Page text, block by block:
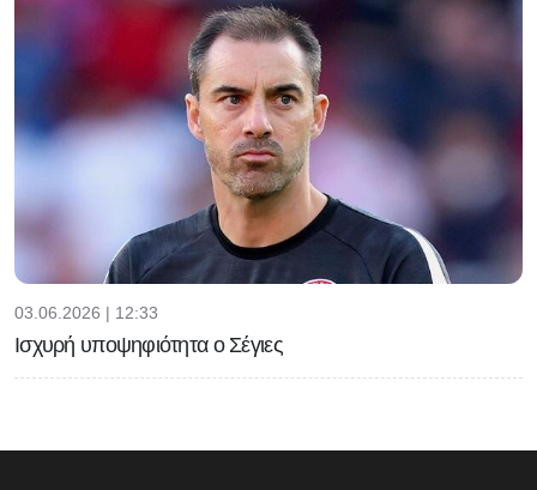
03.06.2026 | 12:33
Ισχυρή υποψηφιότητα ο Σέγιες